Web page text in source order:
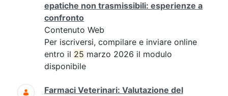
epatiche non trasmissibili: esperienze a
confronto
Contenuto Web
Per iscriversi, compilare e inviare online
entro il 25 marzo 2026 il modulo
disponibile
Farmaci Veterinari: Valutazione del